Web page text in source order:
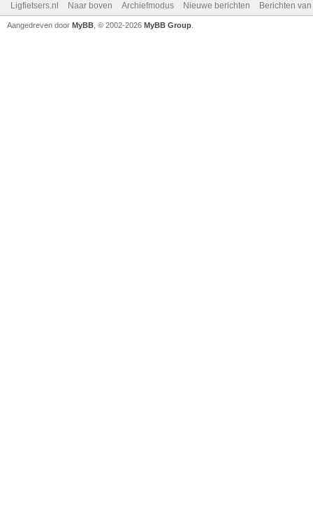
Ligfietsers.nl Naar boven Archiefmodus Nieuwe berichten Berichten
Aangedreven door MyBB , © 2002-2026 MyBB Group